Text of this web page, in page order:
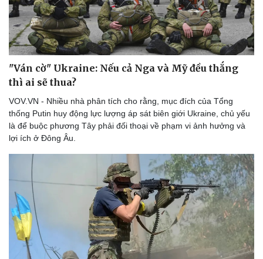
"Ván cờ" Ukraine: Nếu cả Nga và Mỹ đều thắng
thì ai sẽ thua?
VOV.VN - Nhiều nhà phân tích cho rằng, mục đích của Tổng
thống Putin huy động lực lượng áp sát biên giới Ukraine, chủ yếu
là để buộc phương Tây phải đối thoại về phạm vi ảnh hưởng và
lợi ích ở Đông Âu.